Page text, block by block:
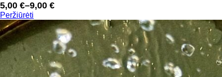
5,00 €–9,00 €
Price
range:
5,00 €
through
9,00 €
Peržiūrėti